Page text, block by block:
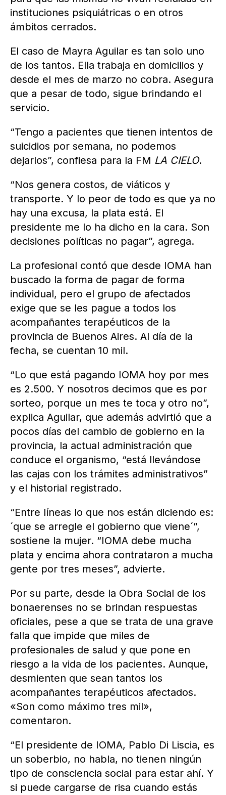
instituciones psiquiátricas o en otros
ámbitos cerrados.
El caso de Mayra Aguilar es tan solo uno
de los tantos. Ella trabaja en domicilios y
desde el mes de marzo no cobra. Asegura
que a pesar de todo, sigue brindando el
servicio.
“Tengo a pacientes que tienen intentos de
suicidios por semana, no podemos
dejarlos”, confiesa para la FM LA CIELO.
“Nos genera costos, de viáticos y
transporte. Y lo peor de todo es que ya no
hay una excusa, la plata está. El
presidente me lo ha dicho en la cara. Son
decisiones políticas no pagar”, agrega.
La profesional contó que desde IOMA han
buscado la forma de pagar de forma
individual, pero el grupo de afectados
exige que se les pague a todos los
acompañantes terapéuticos de la
provincia de Buenos Aires. Al día de la
fecha, se cuentan 10 mil.
“Lo que está pagando IOMA hoy por mes
es 2.500. Y nosotros decimos que es por
sorteo, porque un mes te toca y otro no”,
explica Aguilar, que además advirtió que a
pocos días del cambio de gobierno en la
provincia, la actual administración que
conduce el organismo, “está llevándose
las cajas con los trámites administrativos”
y el historial registrado.
“Entre líneas lo que nos están diciendo es:
´que se arregle el gobierno que viene´”,
sostiene la mujer. “IOMA debe mucha
plata y encima ahora contrataron a mucha
gente por tres meses”, advierte.
Por su parte, desde la Obra Social de los
bonaerenses no se brindan respuestas
oficiales, pese a que se trata de una grave
falla que impide que miles de
profesionales de salud y que pone en
riesgo a la vida de los pacientes. Aunque,
desmienten que sean tantos los
acompañantes terapéuticos afectados.
«Son como máximo tres mil»,
comentaron.
“El presidente de IOMA, Pablo Di Liscia, es
un soberbio, no habla, no tienen ningún
tipo de consciencia social para estar ahí. Y
si puede cargarse de risa cuando estás